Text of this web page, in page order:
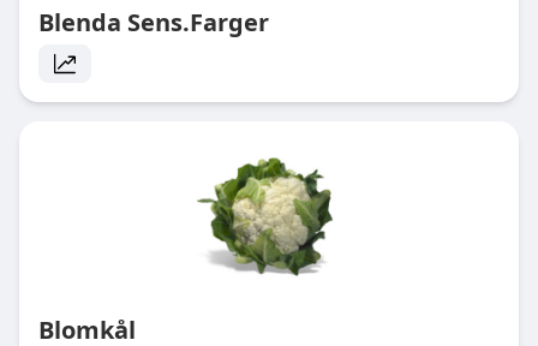
Blenda Sens.Farger
Blomkål